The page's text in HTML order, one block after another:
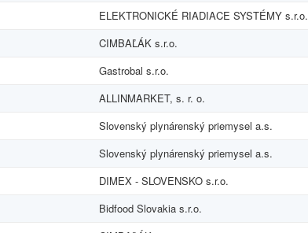
ELEKTRONICKÉ RIADIACE SYSTÉMY s.r.o.
CIMBAĽÁK s.r.o.
Gastrobal s.r.o.
ALLINMARKET, s. r. o.
Slovenský plynárenský priemysel a.s.
Slovenský plynárenský priemysel a.s.
DIMEX - SLOVENSKO s.r.o.
Bidfood Slovakia s.r.o.